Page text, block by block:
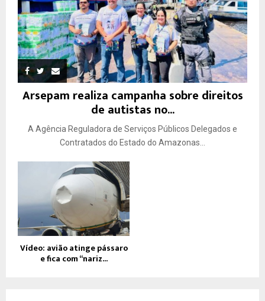
Arsepam realiza campanha sobre direitos
de autistas no...
A Agência Reguladora de Serviços Públicos Delegados e
Contratados do Estado do Amazonas...
Vídeo: avião atinge pássaro
e fica com “nariz...